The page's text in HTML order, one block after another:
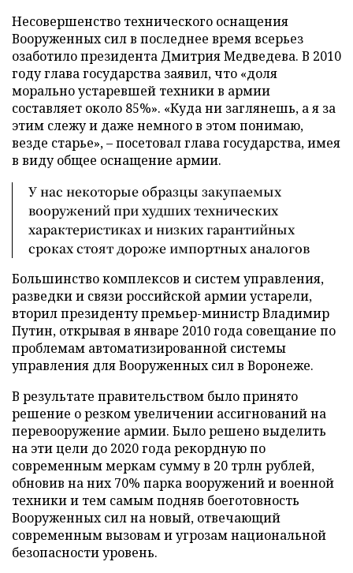
Несовершенство технического оснащения
Вооруженных сил в последнее время всерьез
озаботило президента Дмитрия Медведева. В 2010
году глава государства заявил, что «доля
морально устаревшей техники в армии
составляет около 85%». «Куда ни заглянешь, а я за
этим слежу и даже немного в этом понимаю,
везде старье», – посетовал глава государства, имея
в виду общее оснащение армии.
У нас некоторые образцы закупаемых
вооружений при худших технических
характеристиках и низких гарантийных
сроках стоят дороже импортных аналогов
Большинство комплексов и систем управления,
разведки и связи российской армии устарели,
вторил президенту премьер-министр Владимир
Путин, открывая в январе 2010 года совещание по
проблемам автоматизированной системы
управления для Вооруженных сил в Воронеже.
В результате правительством было принято
решение о резком увеличении ассигнований на
перевооружение армии. Было решено выделить
на эти цели до 2020 года рекордную по
современным меркам сумму в 20 трлн рублей,
обновив на них 70% парка вооружений и военной
техники и тем самым подняв боеготовность
Вооруженных сил на новый, отвечающий
современным вызовам и угрозам национальной
безопасности уровень.